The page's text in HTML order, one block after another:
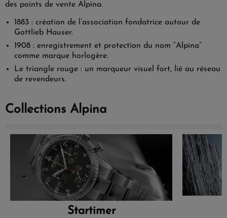
des points de vente Alpina.
1883 : création de l’association fondatrice autour de
Gottlieb Hauser.
1908 : enregistrement et protection du nom “Alpina”
comme marque horlogère.
Le triangle rouge : un marqueur visuel fort, lié au réseau
de revendeurs.
Collections Alpina
Startimer